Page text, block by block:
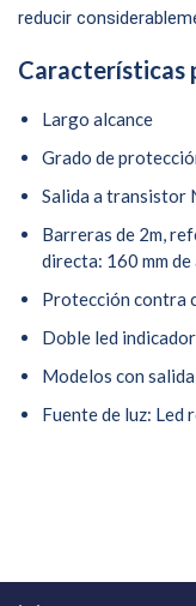
reducir
Características
Largo alcance
Grado de
Salida a transistor
Barreras de 2m,
directa: 160 mm de
Protección contra
Doble led indicador
Modelos con
Fuente de luz: Led